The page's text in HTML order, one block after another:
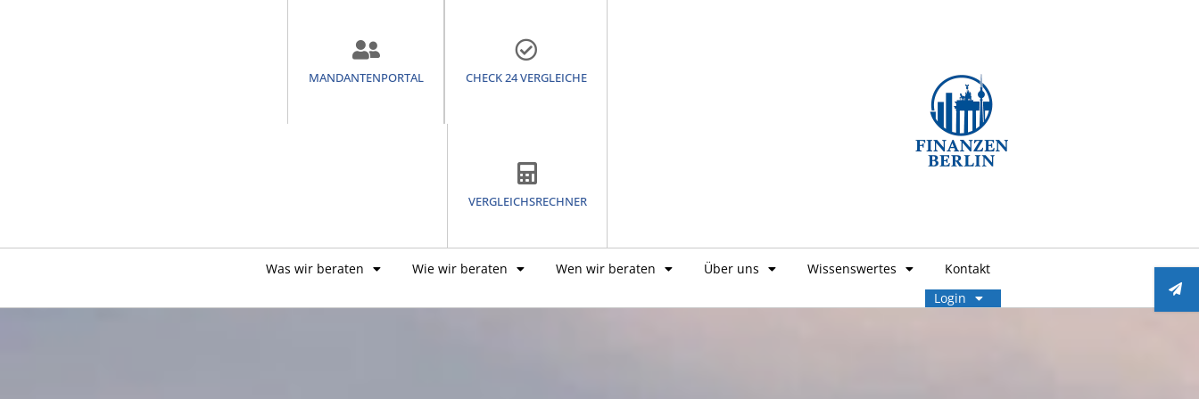
MANDANTENPORTAL CHECK 24 VERGLEICHE
VERGLEICHSRECHNER
Was wir beraten Wie wir beraten Wen wir beraten Über uns Wissenswertes
Kontakt
Login